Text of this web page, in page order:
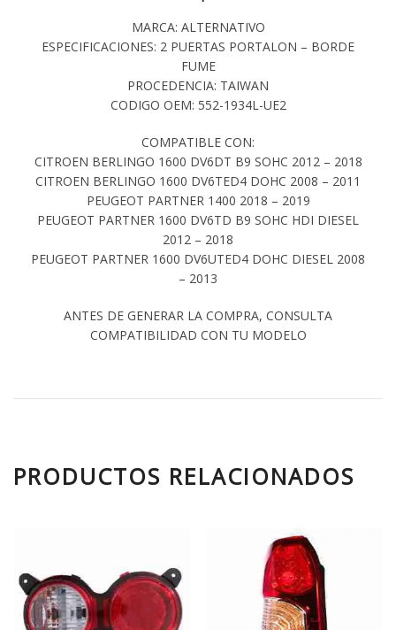
MARCA: ALTERNATIVO
ESPECIFICACIONES: 2 PUERTAS PORTALON – BORDE
FUME
PROCEDENCIA: TAIWAN
CODIGO OEM: 552-1934L-UE2
COMPATIBLE CON:
CITROEN BERLINGO 1600 DV6DT B9 SOHC 2012 – 2018
CITROEN BERLINGO 1600 DV6TED4 DOHC 2008 – 2011
PEUGEOT PARTNER 1400 2018 – 2019
PEUGEOT PARTNER 1600 DV6TD B9 SOHC HDI DIESEL
2012 – 2018
PEUGEOT PARTNER 1600 DV6UTED4 DOHC DIESEL 2008
– 2013
ANTES DE GENERAR LA COMPRA, CONSULTA
COMPATIBILIDAD CON TU MODELO
PRODUCTOS RELACIONADOS